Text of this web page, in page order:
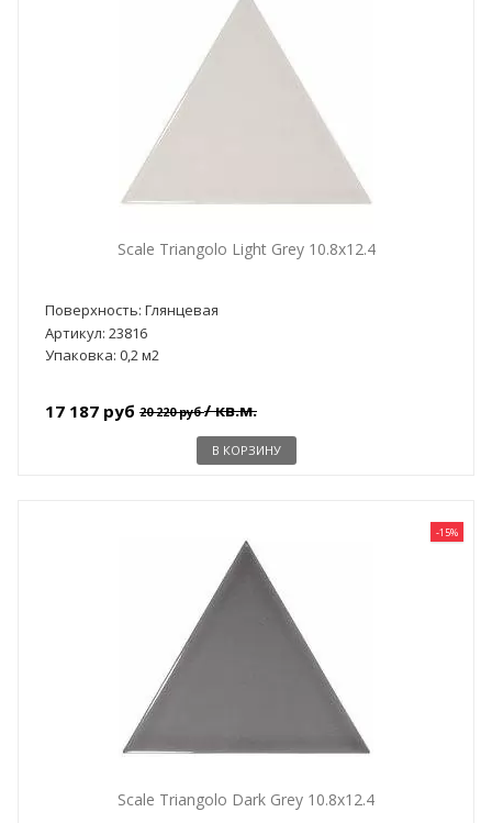
Scale Triangolo Light Grey 10.8x12.4
Поверхность: Глянцевая
Артикул: 23816
Упаковка: 0,2 м2
17 187 руб 20 220 руб/ кв.м.
В КОРЗИНУ
-15%
Scale Triangolo Dark Grey 10.8x12.4